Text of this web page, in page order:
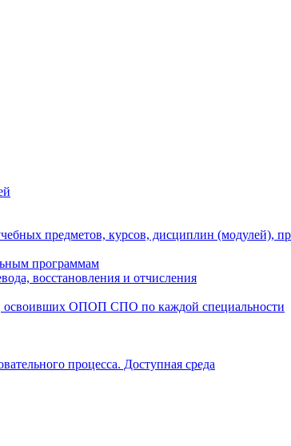
предметов, курсов, дисциплин (модулей),
программам
восстановления и отчисления
освоивших ОПОП СПО по каждой специальности
процесса. Доступная среда